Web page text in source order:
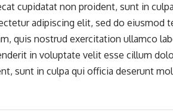
cupidatat non proident, sunt in
adipiscing elit, sed do eiusmod
quis nostrud exercitation ullamco
in voluptate velit esse cillum
sunt in culpa qui officia deserunt